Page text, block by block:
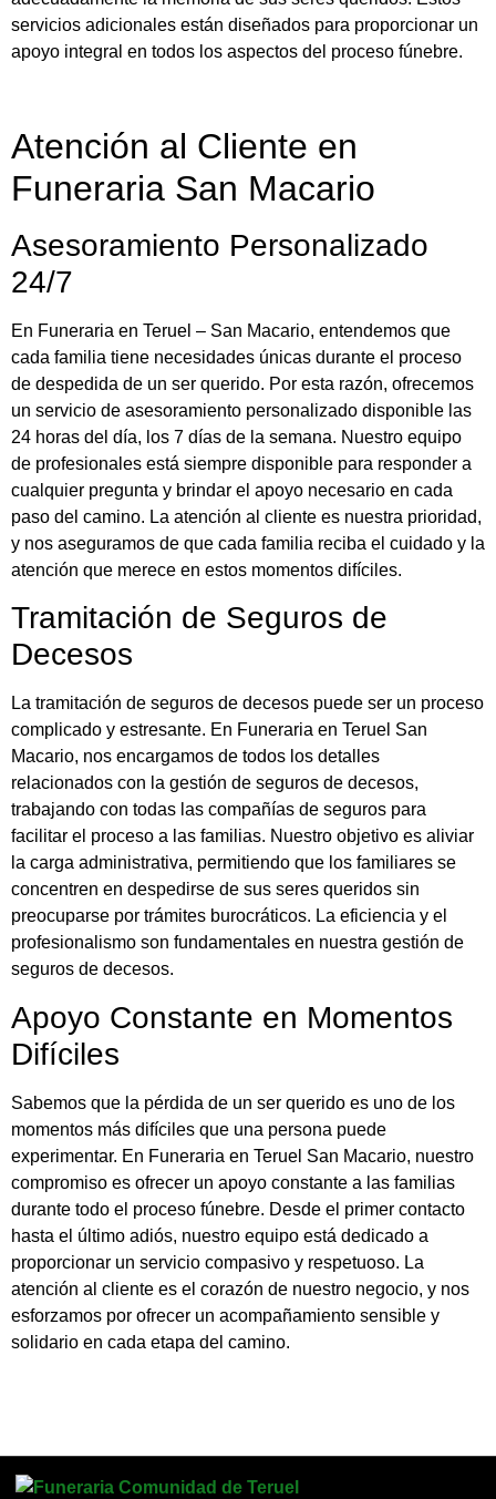
servicios adicionales están diseñados para proporcionar un
apoyo integral en todos los aspectos del proceso fúnebre.
Atención al Cliente en
Funeraria San Macario
Asesoramiento Personalizado
24/7
En Funeraria en Teruel – San Macario, entendemos que
cada familia tiene necesidades únicas durante el proceso
de despedida de un ser querido. Por esta razón, ofrecemos
un servicio de asesoramiento personalizado disponible las
24 horas del día, los 7 días de la semana. Nuestro equipo
de profesionales está siempre disponible para responder a
cualquier pregunta y brindar el apoyo necesario en cada
paso del camino. La atención al cliente es nuestra prioridad,
y nos aseguramos de que cada familia reciba el cuidado y la
atención que merece en estos momentos difíciles.
Tramitación de Seguros de
Decesos
La tramitación de seguros de decesos puede ser un proceso
complicado y estresante. En Funeraria en Teruel San
Macario, nos encargamos de todos los detalles
relacionados con la gestión de seguros de decesos,
trabajando con todas las compañías de seguros para
facilitar el proceso a las familias. Nuestro objetivo es aliviar
la carga administrativa, permitiendo que los familiares se
concentren en despedirse de sus seres queridos sin
preocuparse por trámites burocráticos. La eficiencia y el
profesionalismo son fundamentales en nuestra gestión de
seguros de decesos.
Apoyo Constante en Momentos
Difíciles
Sabemos que la pérdida de un ser querido es uno de los
momentos más difíciles que una persona puede
experimentar. En Funeraria en Teruel San Macario, nuestro
compromiso es ofrecer un apoyo constante a las familias
durante todo el proceso fúnebre. Desde el primer contacto
hasta el último adiós, nuestro equipo está dedicado a
proporcionar un servicio compasivo y respetuoso. La
atención al cliente es el corazón de nuestro negocio, y nos
esforzamos por ofrecer un acompañamiento sensible y
solidario en cada etapa del camino.